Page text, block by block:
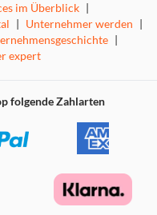
im Überblick |
| Unternehmer werden |
|
expert
folgende Zahlarten